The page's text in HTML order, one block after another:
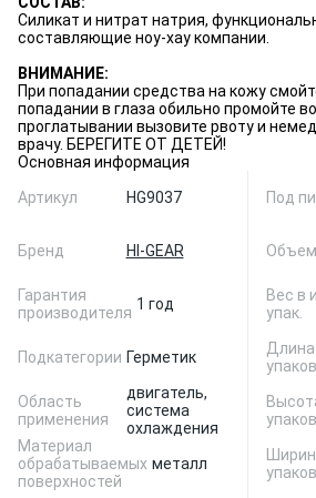
Силикат и нитрат натрия,
составляющие ноу-хау компании.
ВНИМАНИЕ:
При попадании средства на кожу
попадании в глаза обильно промойте
проглатывании вызовите рвоту и
врачу. БЕРЕГИТЕ ОТ ДЕТЕЙ!
Основная информация
Артикул
HG9037
Бренд HI-GEAR
Гарантия
производителя 1 год
Подкатегории Герметик
Область
применения
двигатель,
система
охлаждения
Материал
обрабатываемых
поверхностей
металл
Под
Вес в
упак.
Длина